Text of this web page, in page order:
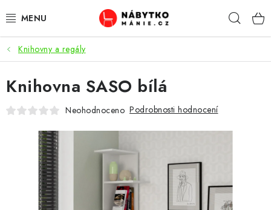
na
OBÝVACÍ POKOJ
KUCHYŇ A JÍDELNA
LOŽNICE
DĚTSKÝ POKOJ
KANCELÁŘ / PRACOVNA
Knihovny a regály
Knihovna SASO bílá
Neohodnoceno Podrobnosti hodnocení